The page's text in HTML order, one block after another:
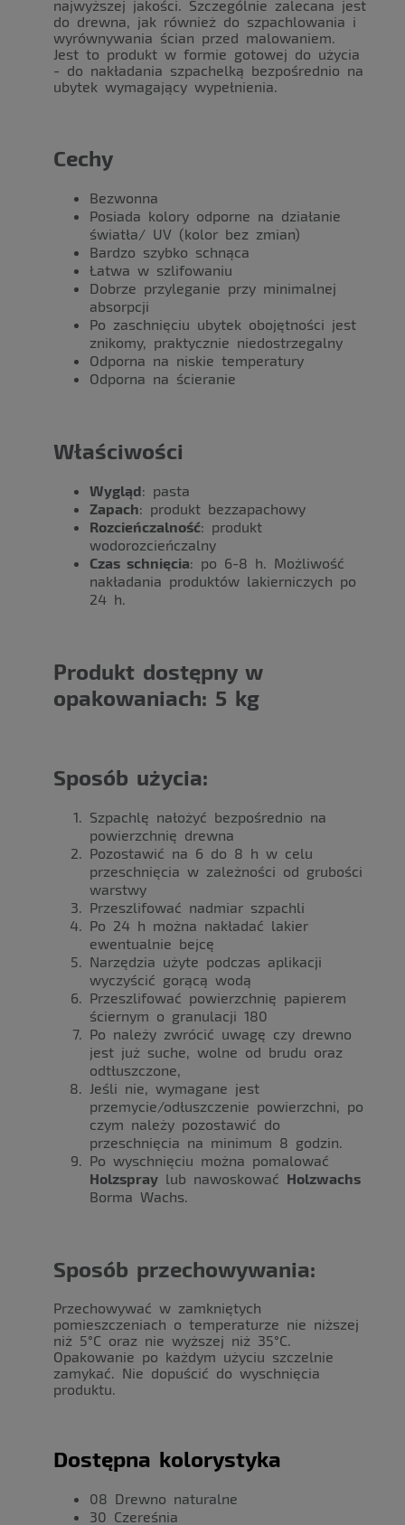
najwyższej jakości. Szczególnie zalecana jest
do drewna, jak również do szpachlowania i
wyrównywania ścian przed malowaniem.
Jest to produkt w formie gotowej do użycia
- do nakładania szpachelką bezpośrednio na
ubytek wymagający wypełnienia.
Cechy
Bezwonna
Posiada kolory odporne na działanie
światła/ UV (kolor bez zmian)
Bardzo szybko schnąca
Łatwa w szlifowaniu
Dobrze przyleganie przy minimalnej
absorpcji
Po zaschnięciu ubytek obojętności jest
znikomy, praktycznie niedostrzegalny
Odporna na niskie temperatury
Odporna na ścieranie
Właściwości
Wygląd: pasta
Zapach: produkt bezzapachowy
Rozcieńczalność: produkt
wodorozcieńczalny
Czas schnięcia: po 6-8 h. Możliwość
nakładania produktów lakierniczych po
24 h.
Produkt dostępny w
opakowaniach: 5 kg
Sposób użycia:
Szpachlę nałożyć bezpośrednio na
powierzchnię drewna
Pozostawić na 6 do 8 h w celu
przeschnięcia w zależności od grubości
warstwy
Przeszlifować nadmiar szpachli
Po 24 h można nakładać lakier
ewentualnie bejcę
Narzędzia użyte podczas aplikacji
wyczyścić gorącą wodą
Przeszlifować powierzchnię papierem
ściernym o granulacji 180
Po należy zwrócić uwagę czy drewno
jest już suche, wolne od brudu oraz
odtłuszczone,
Jeśli nie, wymagane jest
przemycie/odłuszczenie powierzchni, po
czym należy pozostawić do
przeschnięcia na minimum 8 godzin.
Po wyschnięciu można pomalować
Holzspraylub nawoskować Holzwachs
Borma Wachs.
Sposób przechowywania:
Przechowywać w zamkniętych
pomieszczeniach o temperaturze nie niższej
niż 5°C oraz nie wyższej niż 35°C.
Opakowanie po każdym użyciu szczelnie
zamykać. Nie dopuścić do wyschnięcia
produktu.
Dostępna kolorystyka
08 Drewno naturalne
30 Czereśnia